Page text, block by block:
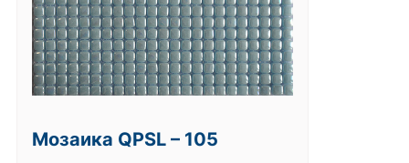
Мозаика QPSL – 105